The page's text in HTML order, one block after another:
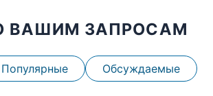
ВАШИМ ЗАПРОСАМ
Популярные Обсуждаемые